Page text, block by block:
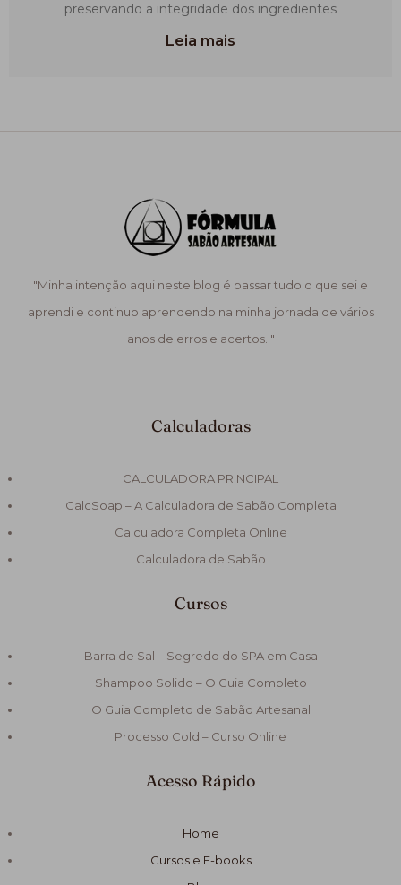
preservando a integridade dos ingredientes
Leia mais
"Minha intenção aqui neste blog é passar tudo o que sei e
aprendi e continuo aprendendo na minha jornada de vários
anos de erros e acertos. "
Calculadoras
CALCULADORA PRINCIPAL
CalcSoap – A Calculadora de Sabão Completa
Calculadora Completa Online
Calculadora de Sabão
Cursos
Barra de Sal – Segredo do SPA em Casa
Shampoo Solido – O Guia Completo
O Guia Completo de Sabão Artesanal
Processo Cold – Curso Online
Acesso Rápido
Home
Cursos e E-books